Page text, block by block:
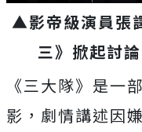
▲影帝級演員張
三》掀起討
《三大隊》是一
影，劇情講述因